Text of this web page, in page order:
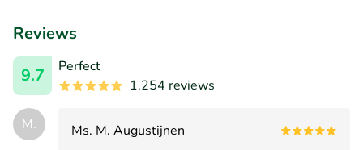
Reviews
9.7
Perfect
1.254 reviews
M. Ms. M. Augustijnen